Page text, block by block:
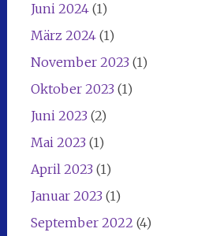
Juni 2024(1)
März 2024(1)
November 2023 (1)
Oktober 2023 (1)
Juni 2023 (2)
Mai 2023 (1)
April 2023 (1)
Januar 2023 (1)
September 2022 (4)